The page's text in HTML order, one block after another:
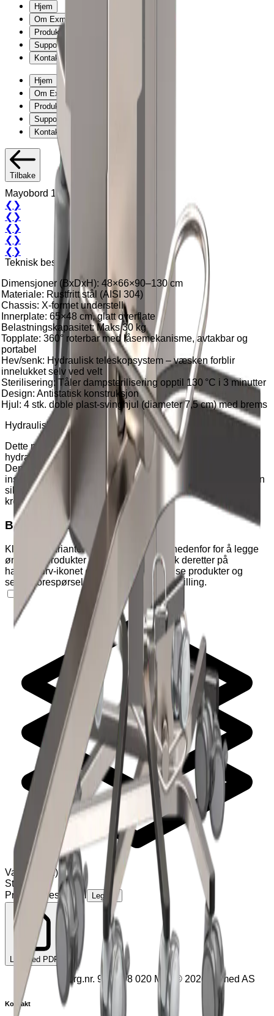
Hjem
Om Exmed
Produkter
Support
Kontakt
Hjem
Om Exmed
Produkter
Support
Kontakt
Tilbake
Mayobord 1120
❮ ❯
❮ ❯
❮ ❯
❮ ❯
❮ ❯
Teknisk beskrivelse
Dimensjoner (BxDxH): 48×66×90–130 cm
Materiale: Rustfritt stål (AISI 304)
Chassis: X-formet understell
Innerplate: 65×48 cm, glatt overflate
Belastningskapasitet: Maks 30 kg
Topplate: 360° roterbar med låsemekanisme, avtakbar og
portabel
Hev/senk: Hydraulisk teleskopsystem – væsken forblir
innelukket selv ved velt
Sterilisering: Tåler dampsterilisering opptil 130 °C i 3 minutter
Design: Antistatisk konstruksjon
Hjul: 4 stk. doble plast-svinghjul (diameter 7,5 cm) med brems
Hydraulisk mayobord med svingbar topplate
Dette mayobordet er produsert i rustfritt stål og utstyrt med
hydraulisk høyderegulering for enkel og presis tilpasning.
Den 360° svingbare topplaten gir fleksibel tilgang til
instrumenter under inngrep, og bordets robuste konstruksjon
sikrer stabilitet og lang levetid. Ideelt for bruk i sterile og
krevende miljøer.
Benytt handlekurven
Klikk på "Varianter" og "Tilleggsutstyr" nedenfor for å legge
ønskede produkter i handlekurven. Klikk deretter på
handlekurv-ikonet øverst på siden for å se produkter og
sende forespørsel om pristilbud eller bestilling.
Varianter 1)
Standard
Pris på forespørsel Legg til
Last ned PDF
Org.nr. 931 098 020 MVA © 2026 Exmed AS
Kontakt